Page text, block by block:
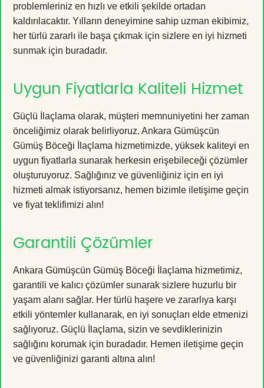
problemleriniz en hızlı ve etkili şekilde ortadan
kaldırılacaktır. Yılların deneyimine sahip uzman ekibimiz,
her türlü zararlı ile başa çıkmak için sizlere en iyi hizmeti
sunmak için buradadır.
Uygun Fiyatlarla Kaliteli Hizmet
Güçlü İlaçlama olarak, müşteri memnuniyetini her zaman
önceliğimiz olarak belirliyoruz. Ankara Gümüşcün
Gümüş Böceği İlaçlama hizmetimizde, yüksek kaliteyi en
uygun fiyatlarla sunarak herkesin erişebileceği çözümler
oluşturuyoruz. Sağlığınız ve güvenliğiniz için en iyi
hizmeti almak istiyorsanız, hemen bizimle iletişime geçin
ve fiyat teklifimizi alın!
Garantili Çözümler
Ankara Gümüşcün Gümüş Böceği İlaçlama hizmetimiz,
garantili ve kalıcı çözümler sunarak sizlere huzurlu bir
yaşam alanı sağlar. Her türlü haşere ve zararlıya karşı
etkili yöntemler kullanarak, en iyi sonuçları elde etmenizi
sağlıyoruz. Güçlü İlaçlama, sizin ve sevdiklerinizin
sağlığını korumak için buradadır. Hemen iletişime geçin
ve güvenliğinizi garanti altına alın!